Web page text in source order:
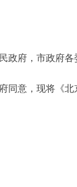
政府，市政府
意，现将《北京